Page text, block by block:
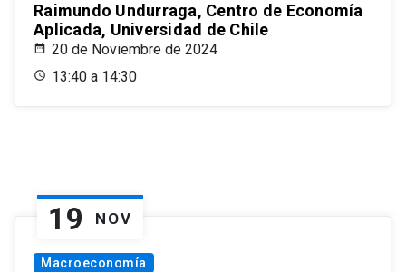
Raimundo Undurraga, Centro de Economía
Aplicada, Universidad de Chile
20 de Noviembre de 2024
13:40 a 14:30
19 NOV
Macroeconomía